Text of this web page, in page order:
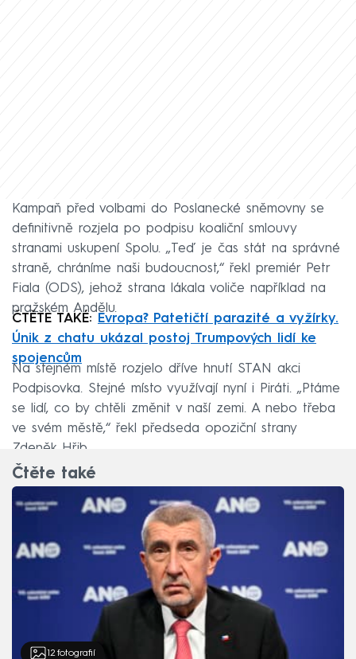
Kampaň před volbami do Poslanecké sněmovny se
definitivně rozjela po podpisu koaliční smlouvy
stranami uskupení Spolu. „Teď je čas stát na správné
straně, chráníme naši budoucnost,“ řekl premiér Petr
Fiala (ODS), jehož strana lákala voliče například na
pražském Andělu.
ČTĚTE TAKÉ:
Evropa? Patetičtí parazité a vyžírky.
Únik z chatu ukázal postoj Trumpových lidí ke
spojencům
Na stejném místě rozjelo dříve hnutí STAN akci
Podpisovka. Stejné místo využívají nyní i Piráti. „Ptáme
se lidí, co by chtěli změnit v naší zemi. A nebo třeba
ve svém městě,“ řekl předseda opoziční strany
Zdeněk Hřib.
Čtěte také
12 fotografií